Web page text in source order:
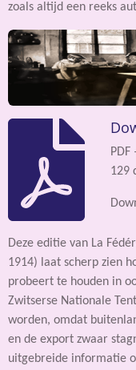
zoals altijd een reeks
PDF
129
Deze editie van La
1914) laat scherp zien
probeert te houden in
Zwitserse Nationale
worden, omdat
en de export zwaar
uitgebreide informatie